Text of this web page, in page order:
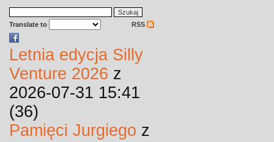
Translate to RSS
Letnia edycja Silly
Venture 2026 z
2026-07-31 15:41
(36)
Pamięci Jurgiego z